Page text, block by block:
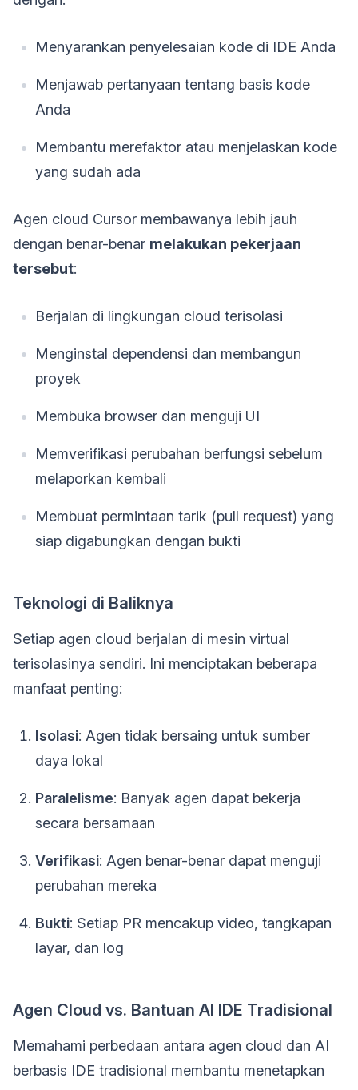
Menyarankan penyelesaian kode di IDE Anda
Menjawab pertanyaan tentang basis kode
Anda
Membantu merefaktor atau menjelaskan kode
yang sudah ada
Agen cloud Cursor membawanya lebih jauh
dengan benar-benar melakukan pekerjaan
tersebut:
Berjalan di lingkungan cloud terisolasi
Menginstal dependensi dan membangun
proyek
Membuka browser dan menguji UI
Memverifikasi perubahan berfungsi sebelum
melaporkan kembali
Membuat permintaan tarik (pull request) yang
siap digabungkan dengan bukti
Teknologi di Baliknya
Setiap agen cloud berjalan di mesin virtual
terisolasinya sendiri. Ini menciptakan beberapa
manfaat penting:
Isolasi: Agen tidak bersaing untuk sumber
daya lokal
Paralelisme: Banyak agen dapat bekerja
secara bersamaan
Verifikasi: Agen benar-benar dapat menguji
perubahan mereka
Bukti: Setiap PR mencakup video, tangkapan
layar, dan log
Agen Cloud vs. Bantuan AI IDE Tradisional
Memahami perbedaan antara agen cloud dan AI
berbasis IDE tradisional membantu menetapkan